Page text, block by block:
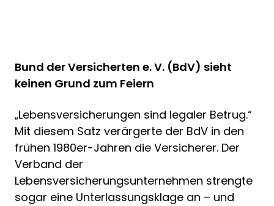
Bund der Versicherten e. V. (BdV) sieht
keinen Grund zum Feiern
„Lebensversicherungen sind legaler Betrug.“
Mit diesem Satz verärgerte der BdV in den
frühen 1980er-Jahren die Versicherer. Der
Verband der
Lebensversicherungsunternehmen strengte
sogar eine Unterlassungsklage an – und